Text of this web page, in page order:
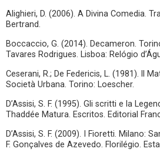
Alighieri, D. (2006). A Divina Comedia.
Bertrand.
Boccaccio, G. (2014). Decameron.
Tavares Rodrigues. Lisboa: Relógio
Ceserani, R.; De Federicis, L. (1981). ll
Società Urbana. Torino: Loescher.
D’Assisi, S. F. (1995). Gli scritti e la
Thaddée Matura. Escritos. Editorial
D’Assisi, S. F. (2009). I Fioretti. Milano:
F. Gonçalves de Azevedo. Florilégio.